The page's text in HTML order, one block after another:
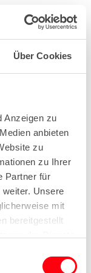
Über Cookies
Anzeigen zu
anbieten
zu
zu Ihrer
Partner für
Unsere
mit
bereitgestellt